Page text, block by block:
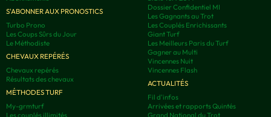
S'ABONNER AUX PRONOSTICS
Turbo Prono
Les Coups Sûrs du Jour
Le Méthodiste
CHEVAUX REPÉRÉS
Chevaux repérés
Résultats des chevaux
MÉTHODES TURF
My-grmturf
Les couplés illimités
Dossier Confidentiel MI
Les Gagnants au Trot
Les Couplés Enrichissants
Giant Turf
Les Meilleurs Paris du Turf
Gagner au Multi
Vincennes Nuit
Vincennes Flash
ACTUALITÉS
Fil d'infos
Arrivées et rapports Quintés
Grand National du Trot